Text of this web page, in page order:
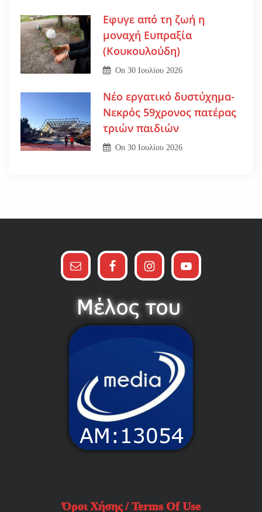
Εφυγε από τη ζωή η
μοναχή Ευπραξία
(Κουκουλούδη)
On30 Ιουλίου 2026
Νέο εργατικό δυστύχημα-
Νεκρός 59χρονος πατέρας
τριών παιδιών
On30 Ιουλίου 2026
Όροι Χήσης / Terms Of Use